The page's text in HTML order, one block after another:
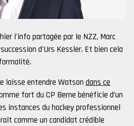
l'info partagée par le NZZ, Marc
d'Urs Kessler. Et bien cela
laisse entendre Watson dans ce
fort du CP Berne bénéficie d’un
instances du hockey professionnel
comme un candidat crédible